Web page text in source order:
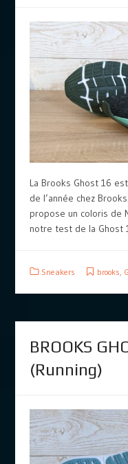
La Brooks Ghost 16
de l’année chez
propose un coloris de
notre test de la Ghost
Sneakers brooks
BROOKS
(Running)